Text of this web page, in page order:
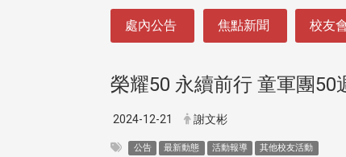
處內公告 焦點新聞 校友
榮耀50 永續前行 童軍團50
2024-12-21 謝文彬
公告 最新動態 活動報導 其他校友活動